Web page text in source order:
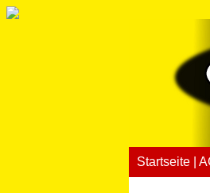
Startseite